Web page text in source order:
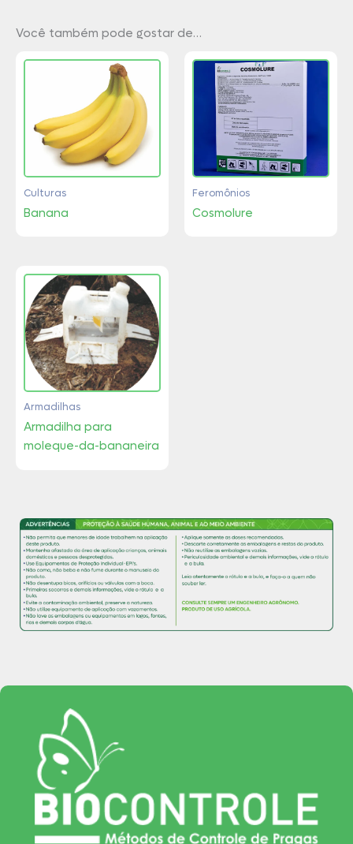
Você também pode gostar de…
Culturas
Banana
Feromônios
Cosmolure
Armadilhas
Armadilha para
moleque-da-bananeira